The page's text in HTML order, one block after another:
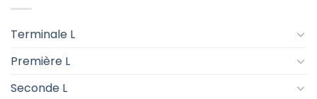
Terminale L
Première L
Seconde L